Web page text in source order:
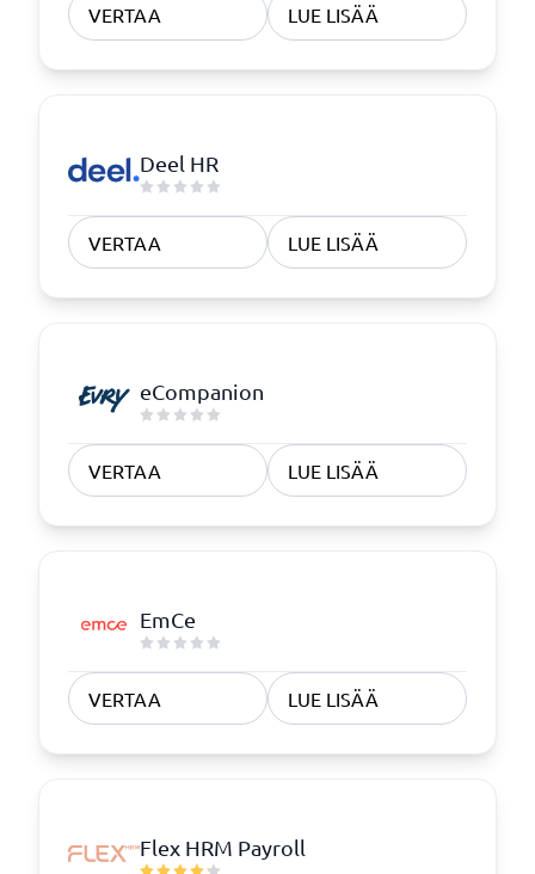
VERTAA LUE LISÄÄ
Deel HR
VERTAA LUE LISÄÄ
eCompanion
VERTAA LUE LISÄÄ
EmCe
VERTAA LUE LISÄÄ
Flex HRM Payroll